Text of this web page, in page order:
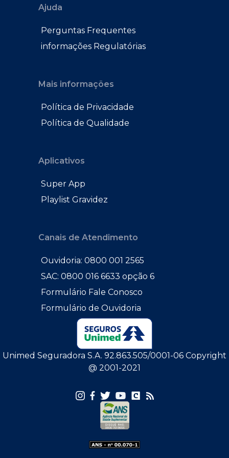
Ajuda
Perguntas Frequentes
informações Regulatórias
Mais informações
Política de Privacidade
Política de Qualidade
Aplicativos
Super App
Playlist Gravidez
Canais de Atendimento
Ouvidoria: 0800 001 2565
SAC: 0800 016 6633 opção 6
Formulário Fale Conosco
Formulário de Ouvidoria
Unimed Seguradora S.A. 92.863.505/0001-06 Copyright
@ 2001-2021